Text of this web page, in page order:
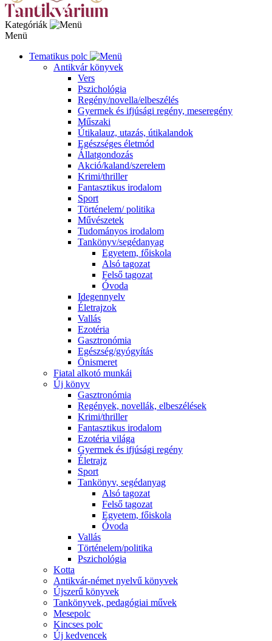
Kategóriák
Menü
Tematikus polc
Antikvár könyvek
Vers
Pszichológia
Regény/novella/elbeszélés
Gyermek és ifjúsági regény, meseregény
Műszaki
Útikalauz, utazás, útikalandok
Egészséges életmód
Állatgondozás
Akció/kaland/szerelem
Krimi/thriller
Fantasztikus irodalom
Sport
Történelem/ politika
Művészetek
Tudományos irodalom
Tankönyv/segédanyag
Egyetem, főiskola
Alsó tagozat
Felső tagozat
Óvoda
Idegennyelv
Életrajzok
Vallás
Ezotéria
Gasztronómia
Egészség/gyógyítás
Önismeret
Fiatal alkotó munkái
Új könyv
Gasztronómia
Regények, novellák, elbeszélések
Krimi/thriller
Fantasztikus irodalom
Ezotéria világa
Gyermek és ifjúsági regény
Életrajz
Sport
Tankönyv, segédanyag
Alsó tagozat
Felső tagozat
Egyetem, főiskola
Óvoda
Vallás
Történelem/politika
Pszichológia
Kotta
Antikvár-német nyelvű könyvek
Újszerű könyvek
Tankönyvek, pedagógiai művek
Mesepolc
Kincses polc
Új kedvencek